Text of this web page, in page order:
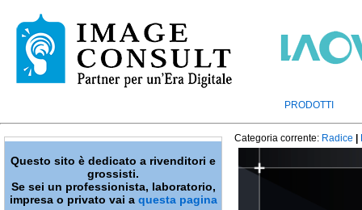
PRODOTTI
Questo sito è dedicato a rivenditori e
grossisti.
Se sei un professionista, laboratorio,
impresa o privato vai a questa pagina
Categoria corrente: Radice